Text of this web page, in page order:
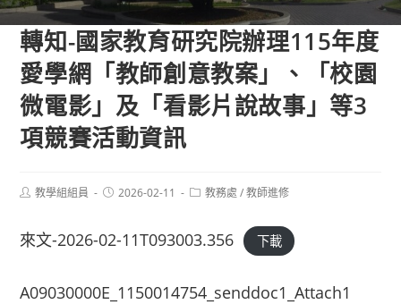
轉知-國家教育研究院辦理115年度
愛學網「教師創意教案」、「校園
微電影」及「看影片說故事」等3
項競賽活動資訊
Post教學組組員
Post2026-02-11
Post教務處 / 教師進修
來文-2026-02-11T093003.356 下載
A09030000E_1150014754_senddoc1_Attach1